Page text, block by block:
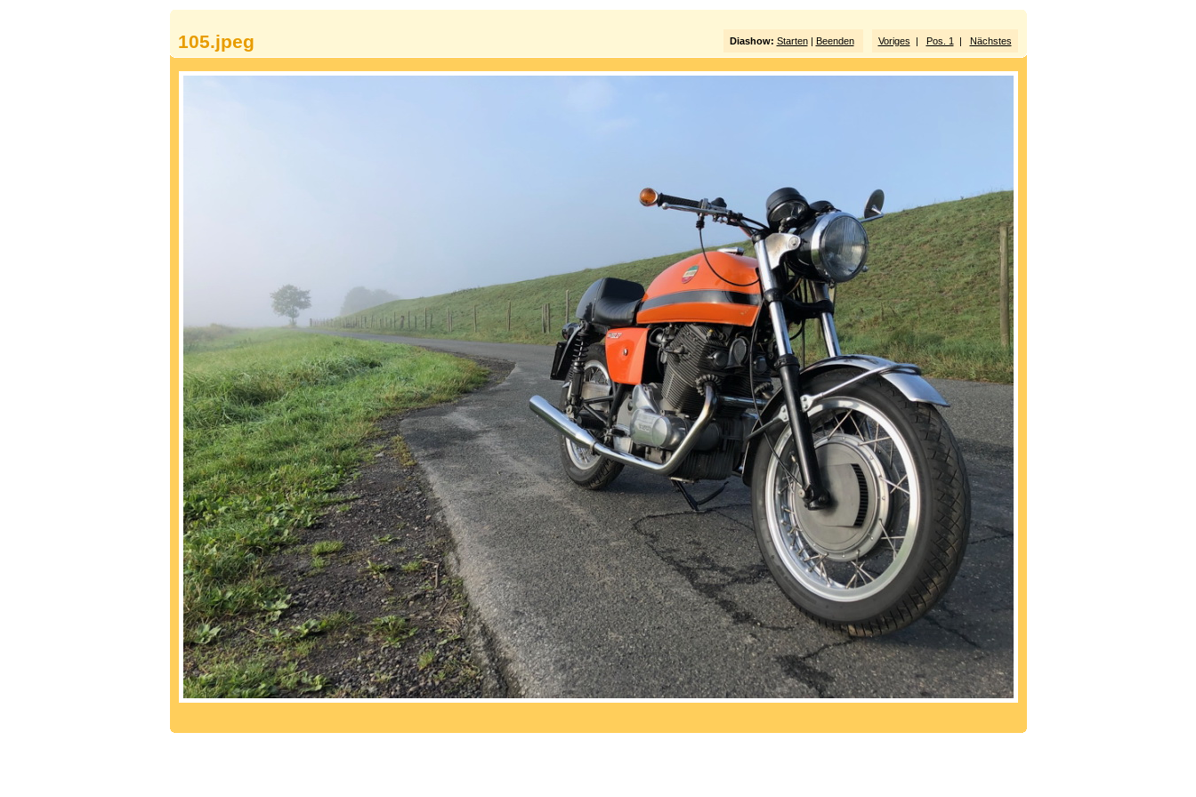
105.jpeg Diashow: Starten| Beenden Voriges | Pos. 1 | Nächstes